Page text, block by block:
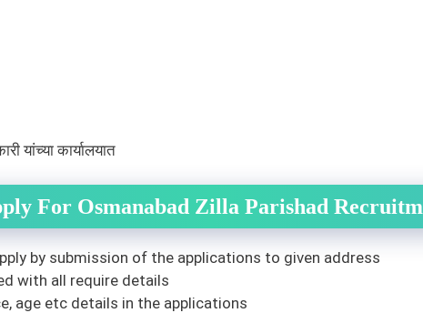
यांच्या कार्यालयात
For Osmanabad Zilla Parishad
by submission of the applications to given address
with all require details
age etc details in the applications